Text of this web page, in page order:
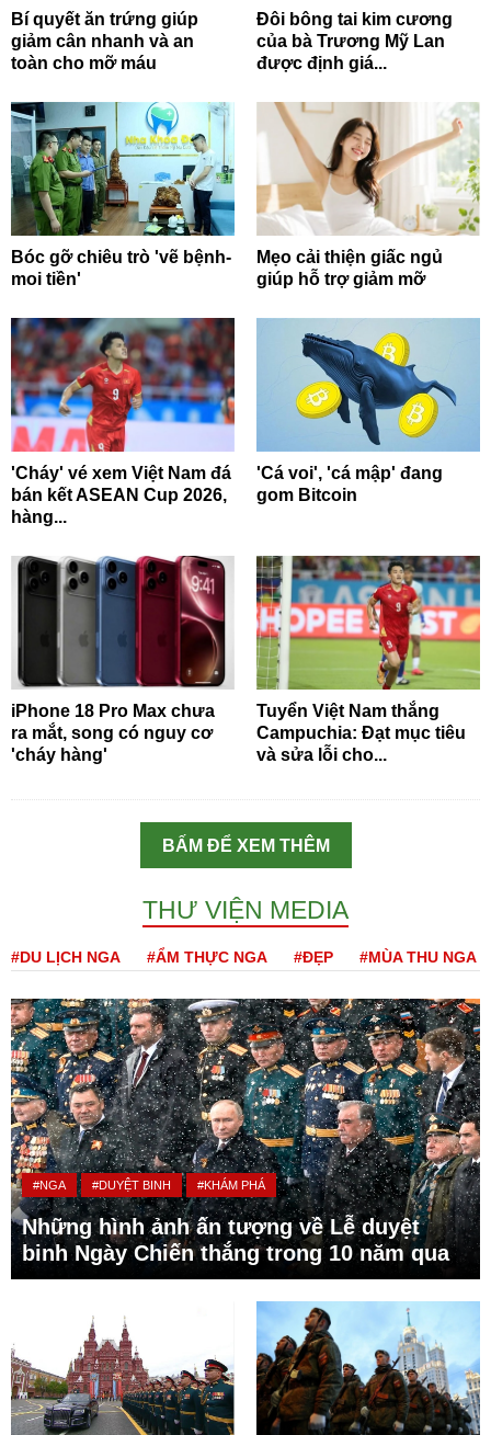
Bí quyết ăn trứng giúp
giảm cân nhanh và an
toàn cho mỡ máu
Đôi bông tai kim cương
của bà Trương Mỹ Lan
được định giá...
Bóc gỡ chiêu trò 'vẽ bệnh-
moi tiền'
Mẹo cải thiện giấc ngủ
giúp hỗ trợ giảm mỡ
'Cháy' vé xem Việt Nam đá
bán kết ASEAN Cup 2026,
hàng...
'Cá voi', 'cá mập' đang
gom Bitcoin
iPhone 18 Pro Max chưa
ra mắt, song có nguy cơ
'cháy hàng'
Tuyển Việt Nam thắng
Campuchia: Đạt mục tiêu
và sửa lỗi cho...
BẤM ĐỂ XEM THÊM
THƯ VIỆN MEDIA
#DU LỊCH NGA #ẨM THỰC NGA #ĐẸP #MÙA THU NGA
#NGA #DUYỆT BINH #KHÁM PHÁ
Những hình ảnh ấn tượng về Lễ duyệt
binh Ngày Chiến thắng trong 10 năm qua